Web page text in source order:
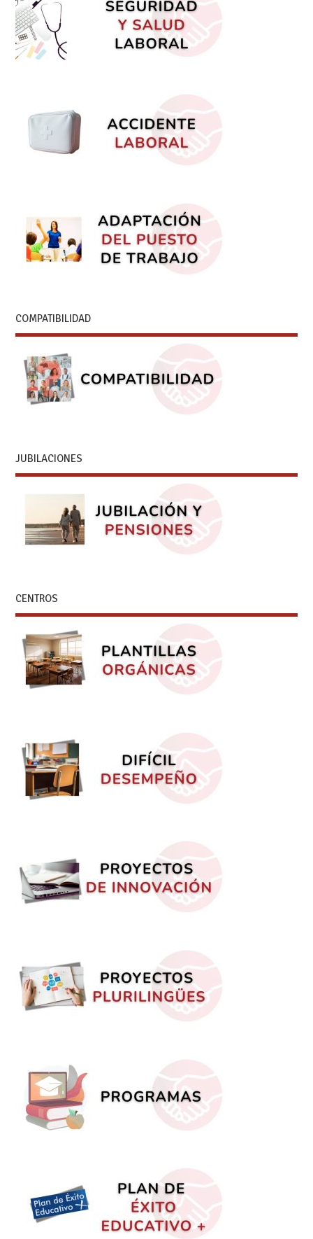
COMPATIBILIDAD
JUBILACIONES
CENTROS